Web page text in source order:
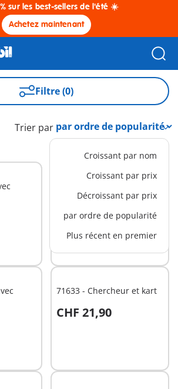
sur les best-sellers de l'été ☀️
Achetez maintenant
Filtre (0)
Trier par
Croissant par nom
Croissant par prix
Décroissant par prix
par ordre de popularité
Plus récent en premier
Joueur de basket
Au panier
71633 - Chercheur et kart
CHF 21,90
Au panier